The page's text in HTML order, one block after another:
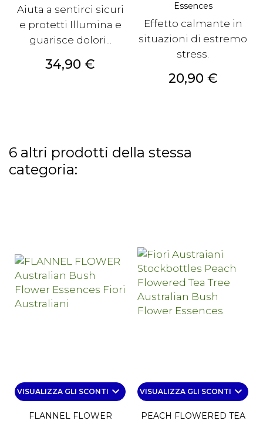
Aiuta a sentirci sicuri
e protetti Illumina e
guarisce dolori...
Prezzo
34,90 €
Essences
Effetto calmante in
situazioni di estremo
stress.
Prezzo
20,90 €
6 altri prodotti della stessa
categoria:
VISUALIZZA GLI SCONTI keyboard_arrow_down
FLANNEL FLOWER
VISUALIZZA GLI SCONTI keyboard_arrow_down
PEACH FLOWERED TEA